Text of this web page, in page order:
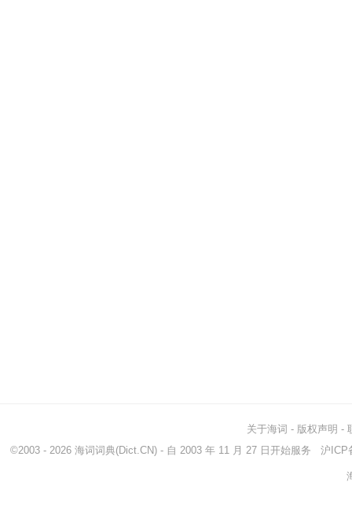
关于海词 - 版权声明 -
©2003 - 2026 海词词典(Dict.CN) - 自 2003 年 11 月 27 日开始服务 沪ICP